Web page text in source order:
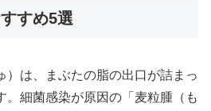
すめ5選
）は、まぶたの脂の出口が詰まっ
。細菌感染が原因の「麦粒腫（も